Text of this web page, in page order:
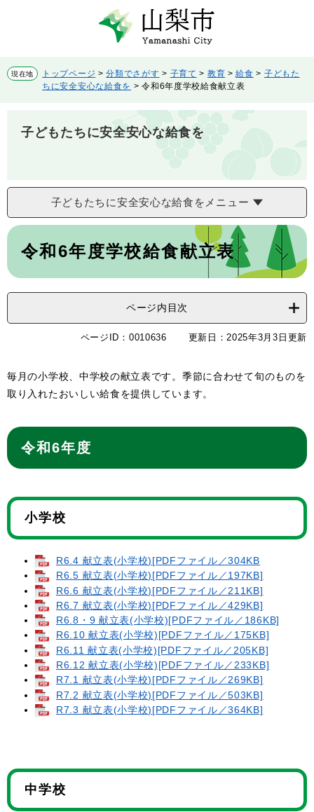
先
頭
を
飛
現在地 トップページ >分類でさがす > 子育て > 教育 >給食 > 子どもた
ちに安全安心な給食を >令和6年度学校給食献立表
子どもたちに安全安心な給食を
子どもたちに安全安心な給食をメニュー
本
令和6年度学校給食献立表
ページ内目次
ページID：0010636 更新日：2025年3月3日更新
毎月の小学校、中学校の献立表です。季節に合わせて旬のものを
取り入れたおいしい給食を提供しています。
令和6年度
小学校
R6.4 献立表(小学校)[PDFファイル／304KB
R6.5 献立表(小学校)[PDFファイル／197KB]
R6.6 献立表(小学校)[PDFファイル／211KB]
R6.7 献立表(小学校)[PDFファイル／429KB]
R6.8・9 献立表(小学校)[PDFファイル／186KB]
R6.10 献立表(小学校)[PDFファイル／175KB]
R6.11 献立表(小学校)[PDFファイル／205KB]
R6.12 献立表(小学校)[PDFファイル／233KB]
R7.1 献立表(小学校)[PDFファイル／269KB]
R7.2 献立表(小学校)[PDFファイル／503KB]
R7.3 献立表(小学校)[PDFファイル／364KB]
中学校